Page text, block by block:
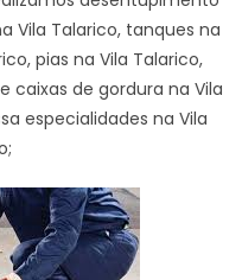
Vila Talarico, tanques na
pias na Vila Talarico,
caixas de gordura na Vila
especialidades na Vila